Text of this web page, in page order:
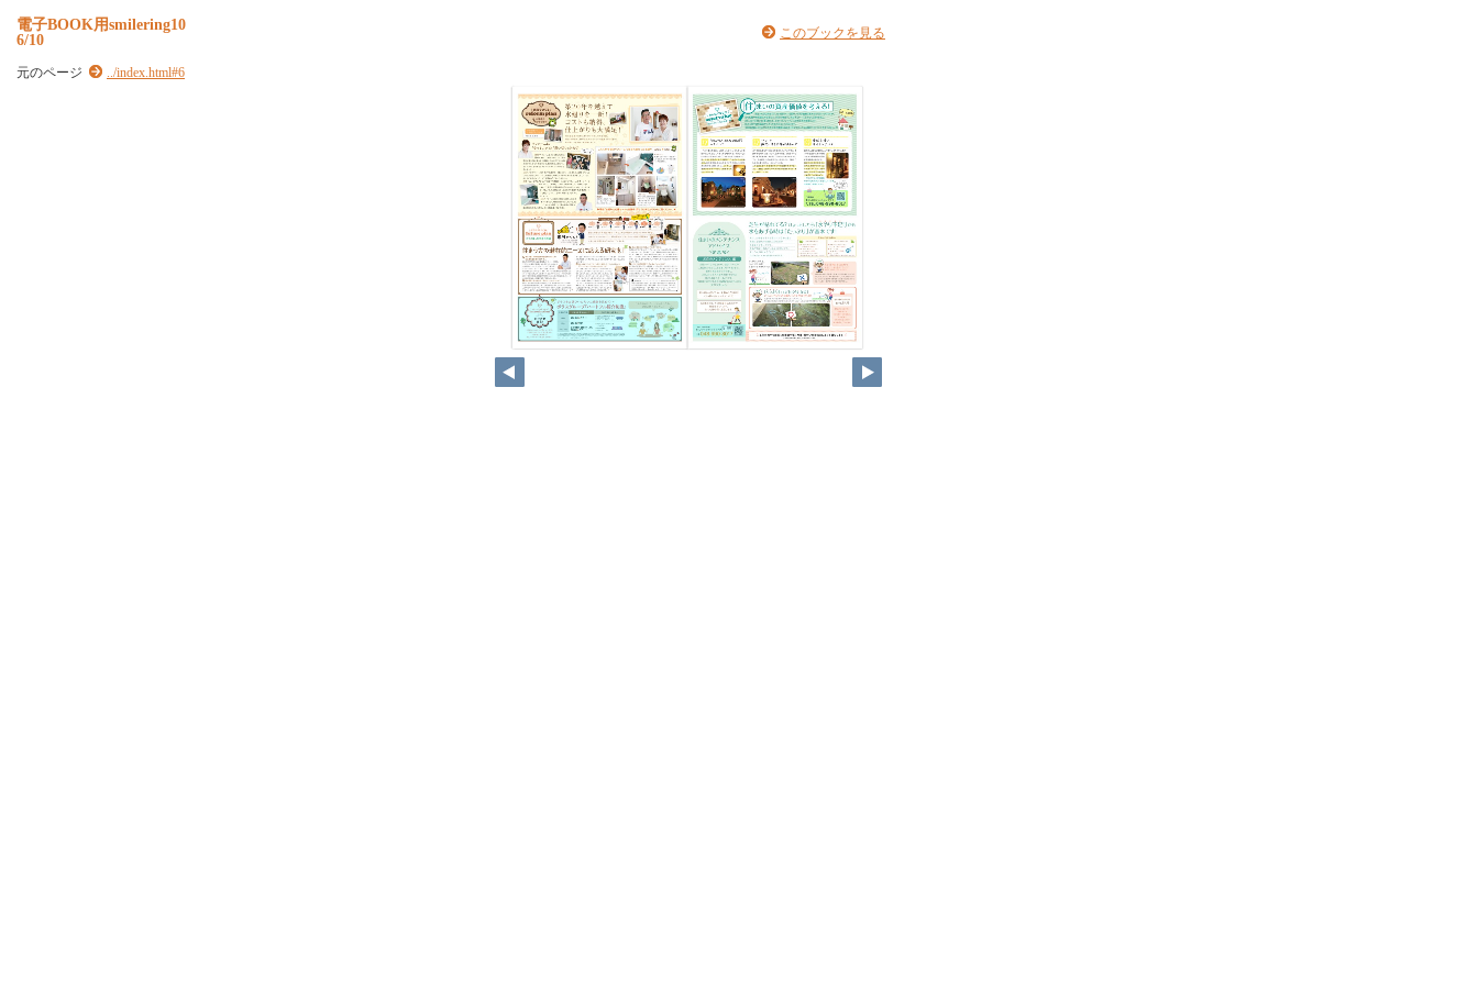
電子BOOK用smilering10
6/10
元のページ ../index.html#6
このブックを見る